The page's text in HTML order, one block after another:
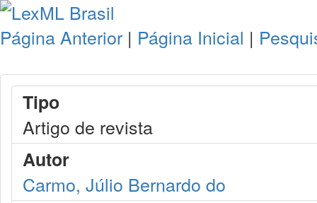
Página Anterior | Página Inicial |
Tipo
Artigo de revista
Autor
Carmo, Júlio Bernardo do